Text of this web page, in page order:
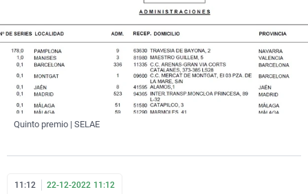
Quinto premio | SELAE
11:12 22-12-2022 11:12